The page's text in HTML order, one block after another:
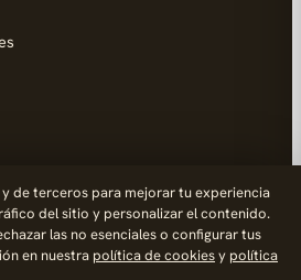
de terceros para mejorar tu experiencia
del sitio y personalizar el contenido.
las no esenciales o configurar tus
en nuestra política de cookiesy política